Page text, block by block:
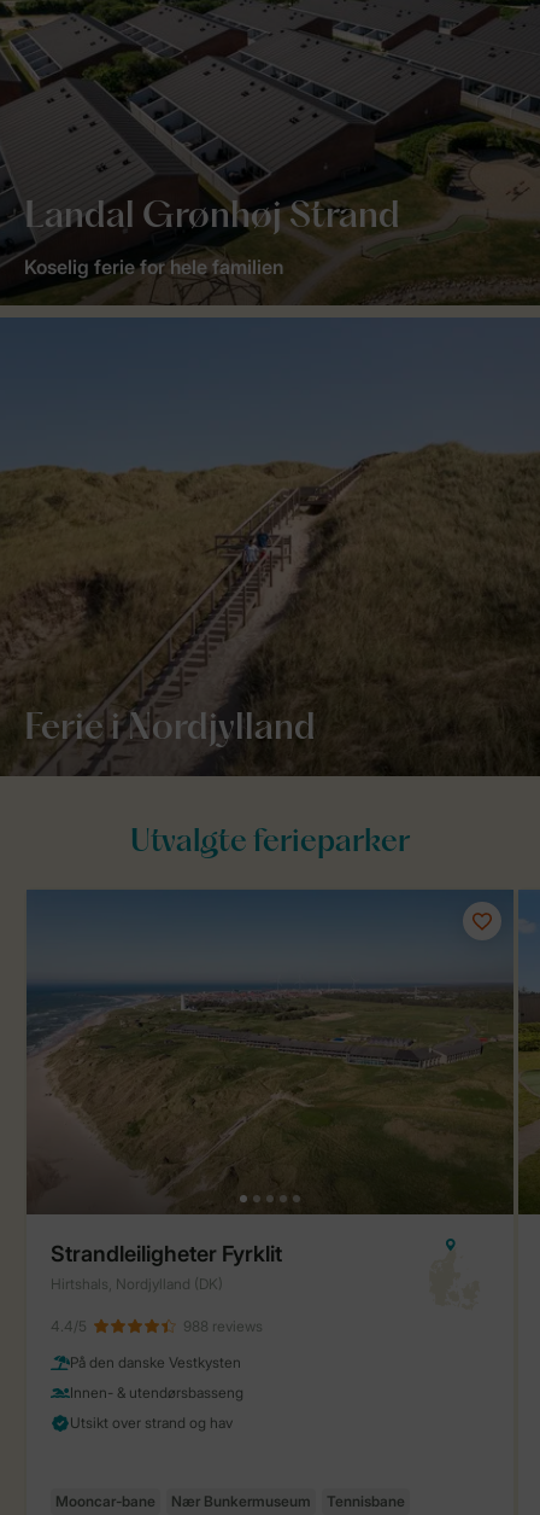
Landal Grønhøj Strand
Koselig ferie for hele familien
Ferie i Nordjylland